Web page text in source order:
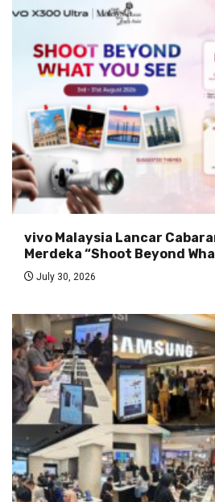
vivo Malaysia Lancar
Merdeka “Shoot Beyond
July 30, 2026